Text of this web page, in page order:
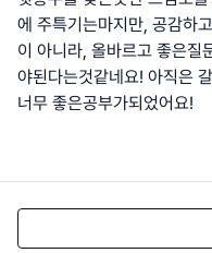
에 주특기는마지만, 공감하
이 아니라, 올바르고 좋은질
야된다는것같네요! 아직은
너무 좋은공부가되었어요!